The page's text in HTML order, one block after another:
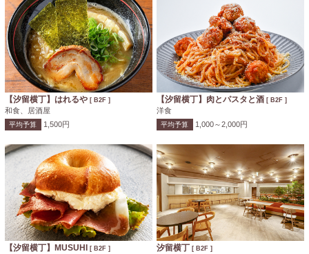
【汐留横丁】はれるや [ B2F ]
和食、居酒屋
平均予算 1,500円
【汐留横丁】肉とパスタと酒 [ B2F ]
洋食
平均予算 1,000～2,000円
【汐留横丁】MUSUHI [ B2F ] 汐留横丁 [ B2F ]